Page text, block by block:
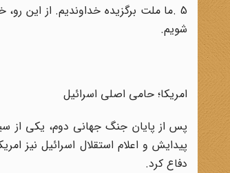
5
.ما ملت برگزیده خداوندیم. از این رو،
شویم.
امریکا؛ حامی اصلی اسرائیل
پس از پایان جنگ جهانی دوم، یکی از
پیدایش و اعلام استقلال اسرائیل نیز
دفاع کرد.